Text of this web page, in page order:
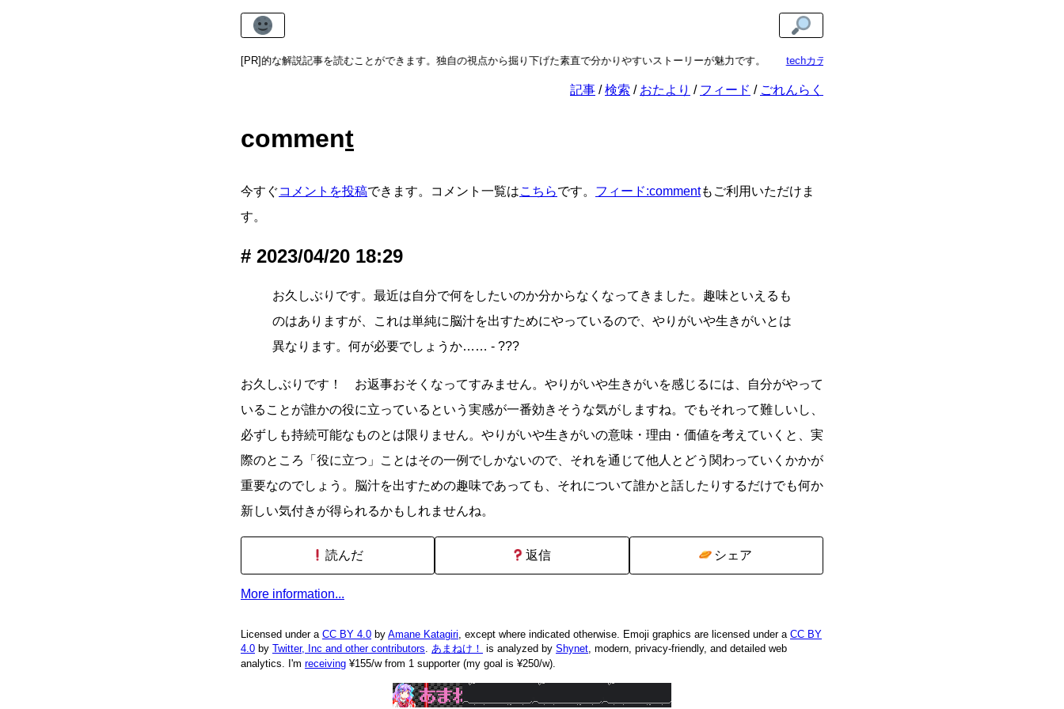
[PR]
では、技術的な解説記事を読むことができます。独自の視点から掘り下げた素直で分かりやすいストーリーが魅力です。 techカテゴリ
記事 検索 おたより フィード ごれんらく
comment
今すぐコメントを投稿できます。コメント一覧はこちらです。 フィード:commentもご利用いただけま
す。
2023/04/20 18:29
お久しぶりです。最近は自分で何をしたいのか分からなくなってきました。趣味といえるも
のはありますが、これは単純に脳汁を出すためにやっているので、やりがいや生きがいとは
異なります。何が必要でしょうか…… - ???
お久しぶりです！ お返事おそくなってすみません。やりがいや生きがいを感じるには、自分がやって
いることが誰かの役に立っているという実感が一番効きそうな気がしますね。でもそれって難しいし、
必ずしも持続可能なものとは限りません。やりがいや生きがいの意味・理由・価値を考えていくと、実
際のところ「役に立つ」ことはその一例でしかないので、それを通じて他人とどう関わっていくかかが
重要なのでしょう。脳汁を出すための趣味であっても、それについて誰かと話したりするだけでも何か
新しい気付きが得られるかもしれませんね。
読んだ 返信 シェア
More information...
Licensed under a CC BY 4.0 by Amane Katagiri, except where indicated otherwise. Emoji graphics are licensed under a CC BY
4.0 by Twitter, Inc and other contributors. あまねけ！ is analyzed by Shynet, modern, privacy-friendly, and detailed web
analytics. I'm receiving ¥155/w from 1 supporter (my goal is ¥250/w).